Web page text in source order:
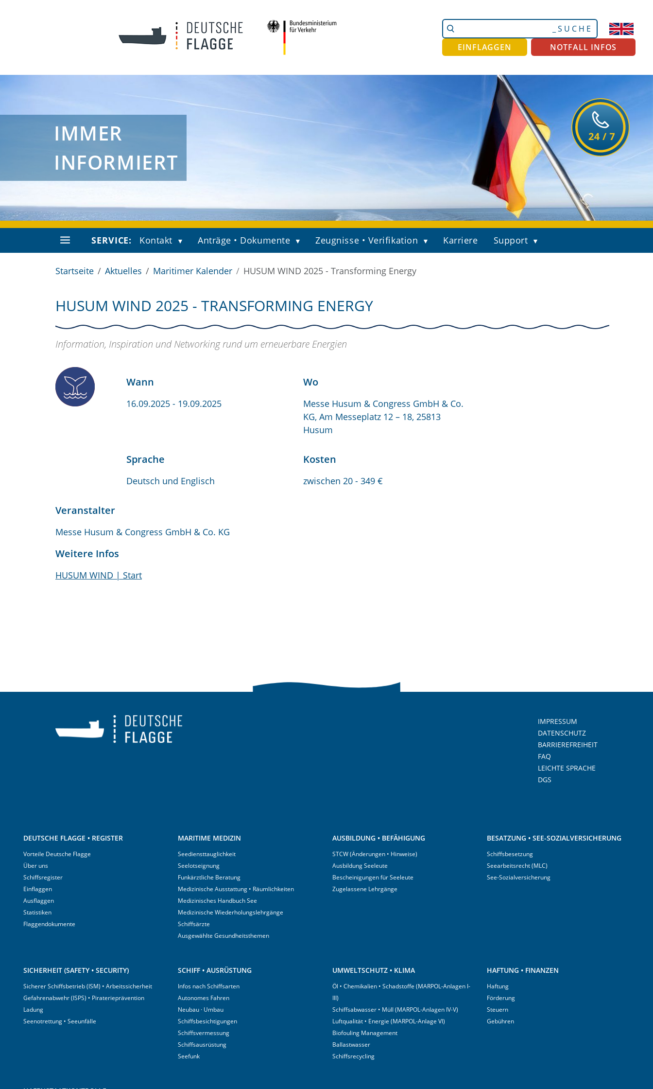
Website
durchsuchen
Erweiterte
Suche…
EINFLAGGEN
NOTFALL INFOS
IMMER
INFORMIERT
SERVICE: Kontakt Anträge • Dokumente Zeugnisse • Verifikation Karriere Support
Startseite Aktuelles Maritimer Kalender HUSUM WIND 2025 - Transforming Energy
HUSUM WIND 2025 - TRANSFORMING ENERGY
Information, Inspiration und Networking rund um erneuerbare Energien
Wann
16.09.2025 - 19.09.2025
Wo
Messe Husum & Congress GmbH & Co.
KG, Am Messeplatz 12 – 18, 25813
Husum
Sprache
Deutsch und Englisch
Kosten
zwischen 20 - 349 €
Veranstalter
Messe Husum & Congress GmbH & Co. KG
Weitere Infos
HUSUM WIND | Start
IMPRESSUM
DATENSCHUTZ
BARRIEREFREIHEIT
FAQ
LEICHTE SPRACHE
DGS
DEUTSCHE FLAGGE • REGISTER
Vorteile Deutsche Flagge
Über uns
Schiffsregister
Einflaggen
Ausflaggen
Statistiken
Flaggendokumente
MARITIME MEDIZIN
Seediensttauglichkeit
Seelotseignung
Funkärztliche Beratung
Medizinische Ausstattung • Räumlichkeiten
Medizinisches Handbuch See
Medizinische Wiederholungslehrgänge
Schiffsärzte
Ausgewählte Gesundheitsthemen
AUSBILDUNG • BEFÄHIGUNG
STCW (Änderungen • Hinweise)
Ausbildung Seeleute
Bescheinigungen für Seeleute
Zugelassene Lehrgänge
BESATZUNG • SEE-SOZIALVERSICHERUNG
Schiffsbesetzung
Seearbeitsrecht (MLC)
See-Sozialversicherung
SICHERHEIT (SAFETY • SECURITY)
Sicherer Schiffsbetrieb (ISM) • Arbeitssicherheit
Gefahrenabwehr (ISPS) • Piraterieprävention
Ladung
Seenotrettung • Seeunfälle
SCHIFF • AUSRÜSTUNG
Infos nach Schiffsarten
Autonomes Fahren
Neubau · Umbau
Schiffsbesichtigungen
Schiffsvermessung
Schiffsausrüstung
Seefunk
UMWELTSCHUTZ • KLIMA
Öl • Chemikalien • Schadstoffe (MARPOL-Anlagen I-
III)
Schiffsabwasser • Müll (MARPOL-Anlagen IV-V)
Luftqualität • Energie (MARPOL-Anlage VI)
Biofouling Management
Ballastwasser
Schiffsrecycling
HAFTUNG • FINANZEN
Haftung
Förderung
Steuern
Gebühren